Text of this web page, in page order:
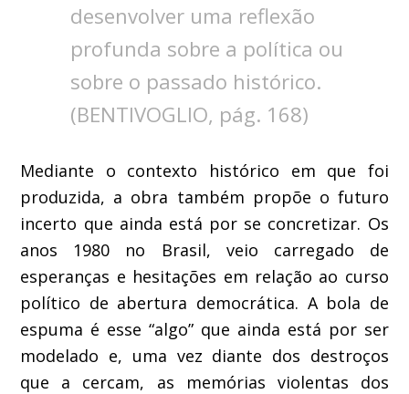
desenvolver uma reflexão
profunda sobre a política ou
sobre o passado histórico.
(BENTIVOGLIO, pág. 168)
Mediante o contexto histórico em que foi
produzida, a obra também propõe o futuro
incerto que ainda está por se concretizar. Os
anos 1980 no Brasil, veio carregado de
esperanças e hesitações em relação ao curso
político de abertura democrática. A bola de
espuma é esse “algo” que ainda está por ser
modelado e, uma vez diante dos destroços
que a cercam, as memórias violentas dos